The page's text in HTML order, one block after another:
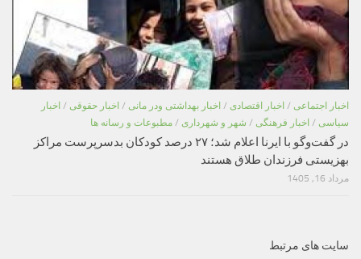
اخبار اجتماعی / اخبار اقتصادی / اخبار بهداشتی ودر مانی / اخبار حقوقی / اخبار
سیاسی / اخبار فرهنگی / شهر و شهرداری / مطبوعات و رسانه ها
در گفت‌وگو با ایرنا اعلام شد؛ ۲۷ درصد کودکان بدسرپرست مراکز
بهزیستی فرزندان طلاق هستند
مرداد 16, 1405
سایت های مرتبط